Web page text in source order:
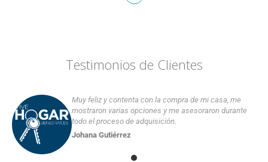
Testimonios de Clientes
Muy feliz y contenta con la compra de mi casa, me
mostraron varias opciones y me asesoraron durante
todo el proceso de adquisición.
Johana Gutiérrez